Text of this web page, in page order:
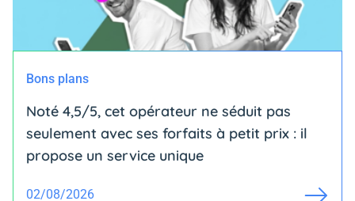
Bons plans
Noté 4,5/5, cet opérateur ne séduit pas
seulement avec ses forfaits à petit prix : il
propose un service unique
02/08/2026